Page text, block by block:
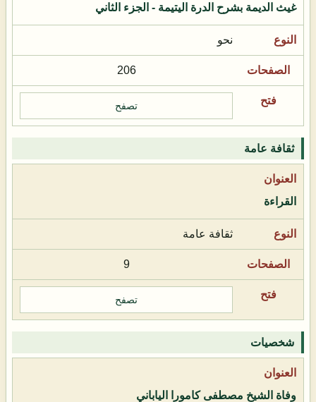
غيث الديمة بشرح الدرة اليتيمة - الجزء الثاني
نحو
206
تصفح
ثقافة عامة
القراءة
ثقافة عامة
9
تصفح
شخصيات
وفاة الشيخ مصطفى كامورا الياباني